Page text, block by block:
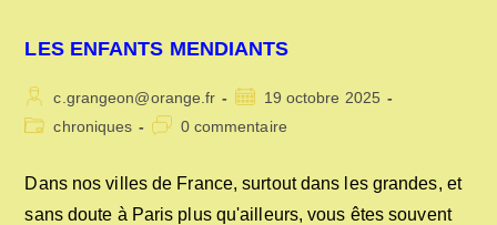
LES ENFANTS MENDIANTS
Auteur/autrice
de
c.grangeon@orange.fr
Publication
publiée :
19 octobre 2025
Postchroniques
Commentaires
publication :
0 commentaire
Dans nos villes de France, surtout dans les grandes, et
sans doute à Paris plus qu'ailleurs, vous êtes souvent